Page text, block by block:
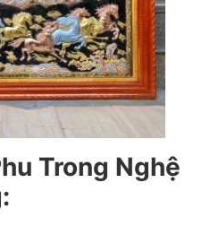
Trong Nghệ